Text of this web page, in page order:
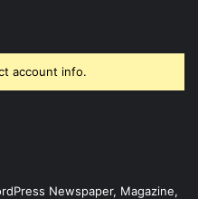
account info.
Newspaper, Magazine,